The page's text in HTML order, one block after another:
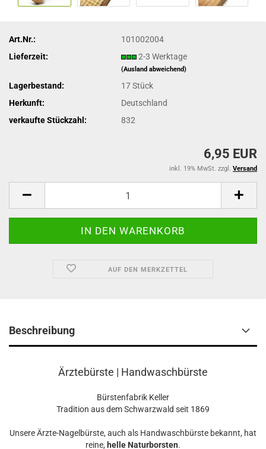
Art.Nr.:
101002004
Lieferzeit:
2-3 Werktage
(Ausland abweichend)
Lagerbestand: 17Stück
Herkunft:
Deutschland
verkaufte Stückzahl:
832
6,95 EUR
inkl. 19% MwSt. zzgl. Versand
AUF DEN MERKZETTEL
Beschreibung
Ärztebürste | Handwaschbürste
Bürstenfabrik Keller
Tradition aus dem Schwarzwald seit 1869
Unsere Ärzte-Nagelbürste, auch als Handwaschbürste bekannt, hat
reine, helle Naturborsten.